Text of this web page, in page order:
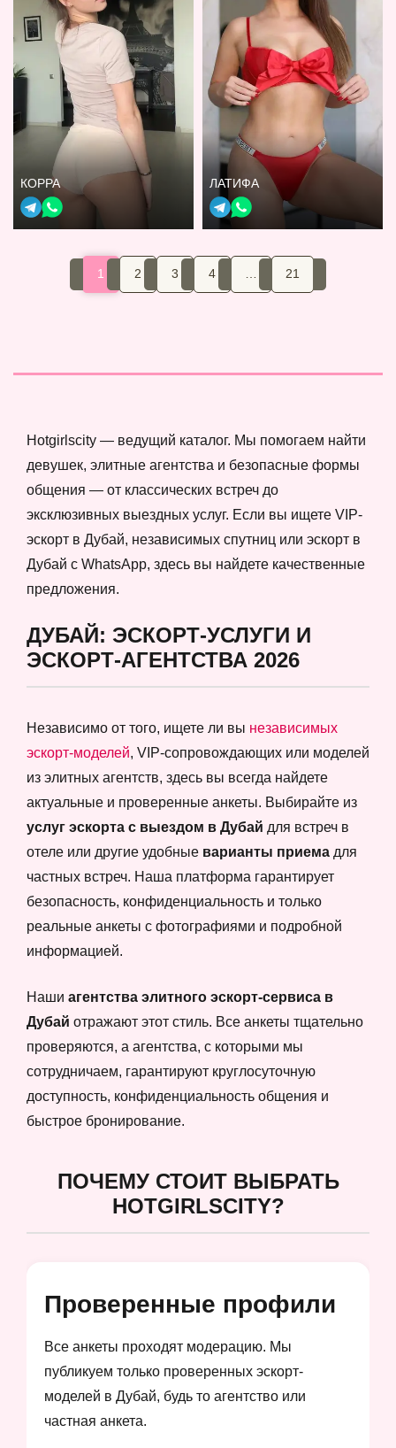
КОРРА ЛАТИФА
1 2 3 4 21
Hotgirlscity — ведущий каталог. Мы помогаем найти
девушек, элитные агентства и безопасные формы
общения — от классических встреч до
эксклюзивных выездных услуг. Если вы ищете VIP-
эскорт в Дубай, независимых спутниц или эскорт в
Дубай с WhatsApp, здесь вы найдете качественные
предложения.
ДУБАЙ: ЭСКОРТ-УСЛУГИ И
ЭСКОРТ-АГЕНТСТВА 2026
Независимо от того, ищете ли вы независимых
эскорт-моделей, VIP-сопровождающих или моделей
из элитных агентств, здесь вы всегда найдете
актуальные и проверенные анкеты. Выбирайте из
услуг эскорта с выездом в Дубай для встреч в
отеле или другие удобные варианты приема для
частных встреч. Наша платформа гарантирует
безопасность, конфиденциальность и только
реальные анкеты с фотографиями и подробной
информацией.
Наши агентства элитного эскорт-сервиса в
Дубай отражают этот стиль. Все анкеты тщательно
проверяются, а агентства, с которыми мы
сотрудничаем, гарантируют круглосуточную
доступность, конфиденциальность общения и
быстрое бронирование.
ПОЧЕМУ СТОИТ ВЫБРАТЬ
HOTGIRLSCITY?
Проверенные профили
Все анкеты проходят модерацию. Мы
публикуем только проверенных эскорт-
моделей в Дубай, будь то агентство или
частная анкета.